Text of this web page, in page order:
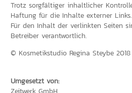
Trotz sorgfältiger inhaltlicher
Haftung für die Inhalte externer Links.
Für den Inhalt der verlinkten Seiten
Betreiber verantwortlich.
© Kosmetikstudio Regina Steybe 2018
Umgesetzt von: